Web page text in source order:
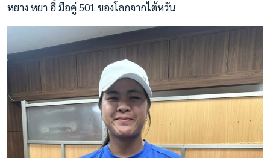
หยาง หยา อี้ มือคู่ 501 ของโลกจากไต้หวัน